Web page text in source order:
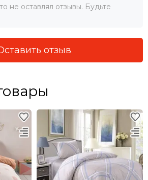
не оставлял отзывы. Будьте
отзыв